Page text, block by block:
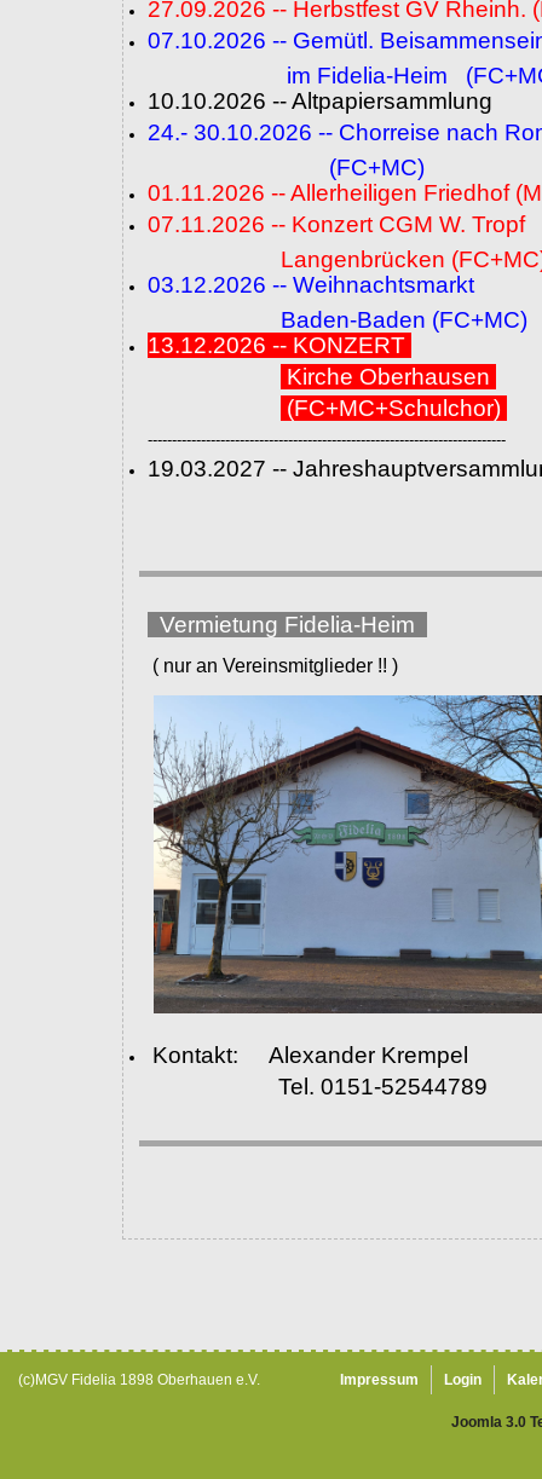
27.09.2026 -- Herbstfest GV Rheinh.
07.10.2026 -- Gemütl.
im Fidelia-Heim
10.10.2026 -- Altpapiersammlung
24.- 30.10.2026 -- Chorreise nach
(FC+MC)
01.11.2026 -- Allerheiligen Friedhof
07.11.2026 -- Konzert CGM W. Tropf
Langenbrücken
03.12.2026 -- Weihnachtsmarkt
Baden-Baden (FC+MC)
13.12.2026 -- KONZERT
Kirche Oberhausen
(FC+MC+Schulchor)
--------------------------------------------------------------------------
19.03.2027 --
Vermietung Fidelia-Heim
( nur an Vereinsmitglieder !! )
Kontakt: Alexander Krempel
Tel. 0151-52544789
(c)MGV Fidelia 1898 Oberhauen e.V. Impressum Login
Joomla 3.0